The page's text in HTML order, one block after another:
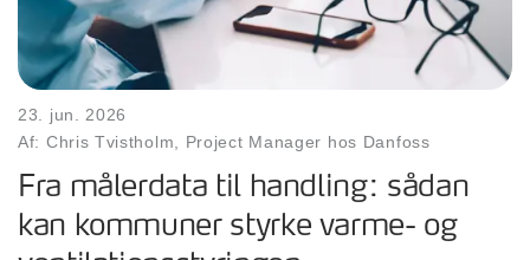
23. jun. 2026
Af: Chris Tvistholm, Project Manager hos Danfoss
Fra målerdata til handling: sådan
kan kommuner styrke varme- og